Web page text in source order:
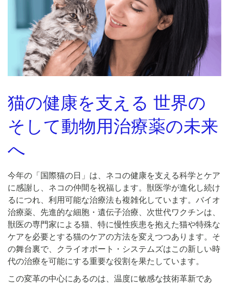
猫の健康を支える 世界の
そして動物用治療薬の未来
へ
今年の「国際猫の日」は、ネコの健康を支える科学とケア
に感謝し、ネコの仲間を祝福します。獣医学が進化し続け
るにつれ、利用可能な治療法も複雑化しています。バイオ
治療薬、先進的な細胞・遺伝子治療、次世代ワクチンは、
獣医の専門家による猫、特に慢性疾患を抱えた猫や特殊な
ケアを必要とする猫のケアの方法を変えつつあります。そ
の舞台裏で、クライオポート・システムズはこの新しい時
代の治療を可能にする重要な役割を果たしています。
この変革の中心にあるのは、温度に敏感な技術革新であ